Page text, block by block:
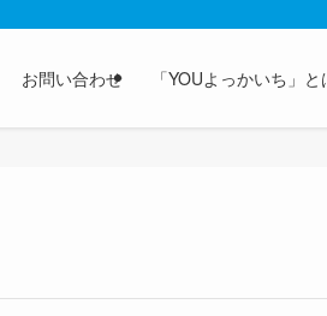
お問い合わせ 「YOUよっかいち」と